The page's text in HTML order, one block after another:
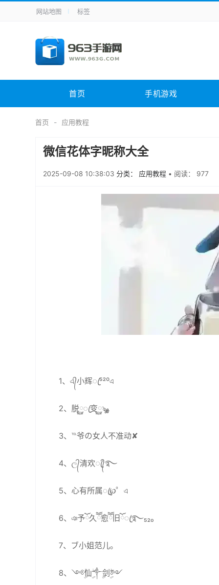
手机应用
手机游戏 体育竞技
电脑软件 其它类别 图形软件
未分类
网站地图 标签
首页 手机游戏
首页 应用教程
微信花体字昵称大全
2025-09-08 10:38:03 分类： 应用教程 • 阅读： 977
1、এ᭄小辉ꦿ⁵²⁰এ
2、脱࿆ꦿ变࿆ৡﻬ
3、℡爷の女人不准动✘
4、ල᭄清欢ꦿ᭄࿐
5、心有所属ꦿ℘゜এ
6、ঞ予ོ久ོོ愈ོོ旧ོꦿ࿐₅₂ₒ
7、ブ小姐范儿。
8、༺ۣۖ仙ۣۖ༒ۣ剑ۣۖ༻